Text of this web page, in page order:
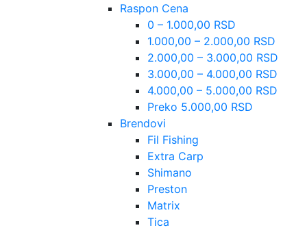
Raspon Cena
0 – 1.000,00 RSD
1.000,00 – 2.000,00 RSD
2.000,00 – 3.000,00 RSD
3.000,00 – 4.000,00 RSD
4.000,00 – 5.000,00 RSD
Preko 5.000,00 RSD
Brendovi
Fil Fishing
Extra Carp
Shimano
Preston
Matrix
Tica